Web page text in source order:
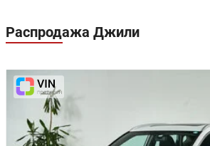
Парктроник задний
Регулировка руля по высоте
Система «старт-стоп»
Система выбора режима движения
Система доступа без ключа
Усилитель руля
Распродажа Джили